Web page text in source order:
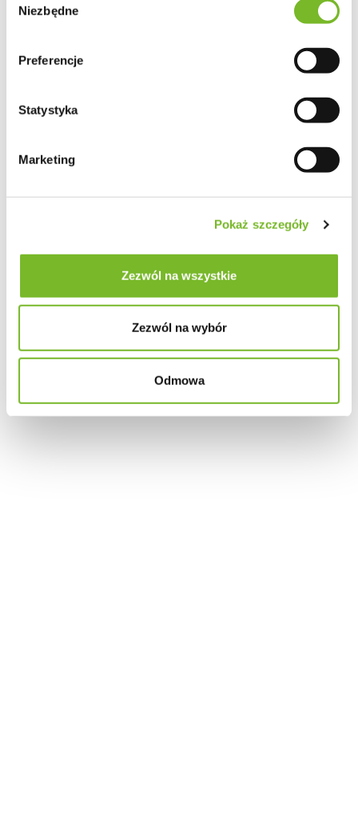
zgody
Niezbędne
Preferencje
Statystyka
Marketing
Pokaż szczegóły
Zezwól na wszystkie
Zezwól na wybór
Odmowa